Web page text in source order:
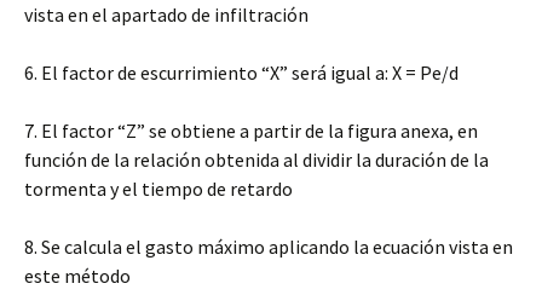
vista en el apartado de infiltración
6. El factor de escurrimiento “X” será igual a: X = Pe/d
7. El factor “Z” se obtiene a partir de la figura anexa, en
función de la relación obtenida al dividir la duración de la
tormenta y el tiempo de retardo
8. Se calcula el gasto máximo aplicando la ecuación vista en
este método